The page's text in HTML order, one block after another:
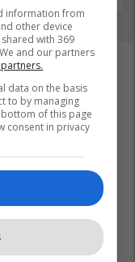
information from
other device
with 369
and our partners
data on the basis
to by managing
of this page
consent in privacy